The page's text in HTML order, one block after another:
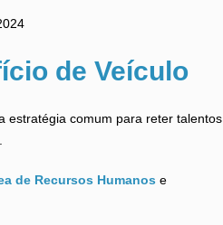
de Veículo
estratégia comum para reter talentos
de Recursos Humanos e